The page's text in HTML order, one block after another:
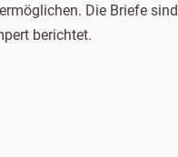
Die Briefe sind
berichtet.